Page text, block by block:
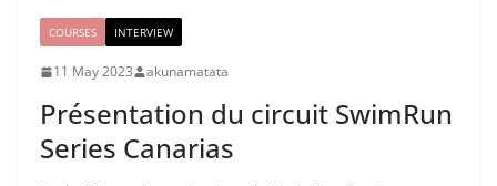
COURSES INTERVIEW
11 May 2023 akunamatata
Présentation du circuit SwimRun
Series Canarias